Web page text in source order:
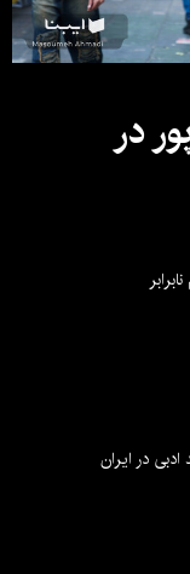
در
در ایران